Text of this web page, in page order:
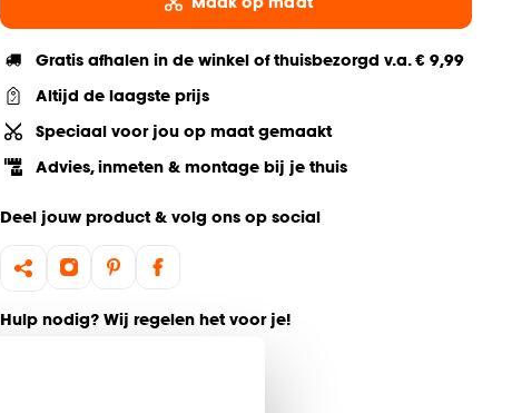
Gratis afhalen in de winkel of thuisbezorgd v.a. € 9,99
Altijd de laagste prijs
Speciaal voor jou op maat gemaakt
Advies, inmeten & montage bij je thuis
Deel jouw product & volg ons op social
Hulp nodig? Wij regelen het voor je!